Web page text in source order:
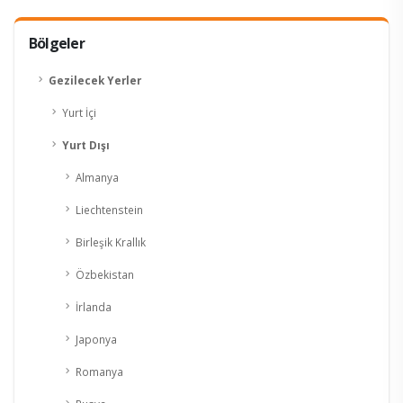
Bölgeler
Gezilecek Yerler
Yurt İçi
Yurt Dışı
Almanya
Liechtenstein
Birleşik Krallık
Özbekistan
İrlanda
Japonya
Romanya